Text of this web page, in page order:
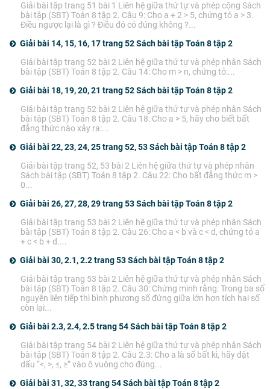
Giải bài tập trang 51 bài 1 Liên hệ giữa thứ tự và phép cộng Sách
bài tập (SBT) Toán 8 tập 2. Câu 9: Cho a + 2 > 5, chứng tỏ a > 3.
Điều ngược lại là gì ? Điều đó có đúng không ?...
Giải bài 14, 15, 16, 17 trang 52 Sách bài tập Toán 8 tập 2
Giải bài tập trang 52 bài 2 Liên hệ giữa thứ tự và phép nhân Sách
bài tập (SBT) Toán 8 tập 2. Câu 14: Cho m > n, chứng tỏ:...
Giải bài 18, 19, 20, 21 trang 52 Sách bài tập Toán 8 tập 2
Giải bài tập trang 52 bài 2 Liên hệ giữa thứ tự và phép nhân Sách
bài tập (SBT) Toán 8 tập 2. Câu 18: Cho a > 5, hãy cho biết bất
đẳng thức nào xảy ra:...
Giải bài 22, 23, 24, 25 trang 52, 53 Sách bài tập Toán 8 tập 2
Giải bài tập trang 52, 53 bài 2 Liên hệ giữa thứ tự và phép nhân
Sách bài tập (SBT) Toán 8 tập 2. Câu 22: Cho bất đẳng thức m >
0...
Giải bài 26, 27, 28, 29 trang 53 Sách bài tập Toán 8 tập 2
Giải bài tập trang 53 bài 2 Liên hệ giữa thứ tự và phép nhân Sách
bài tập (SBT) Toán 8 tập 2. Câu 26: Cho a < b và c < d, chứng tỏ a
+ c < b + d....
Giải bài 30, 2.1, 2.2 trang 53 Sách bài tập Toán 8 tập 2
Giải bài tập trang 53 bài 2 Liên hệ giữa thứ tự và phép nhân Sách
bài tập (SBT) Toán 8 tập 2. Câu 30: Chứng minh rằng: Trong ba số
nguyên liên tiếp thì bình phương số đứng giữa lớn hơn tích hai số
còn lại...
Giải bài 2.3, 2.4, 2.5 trang 54 Sách bài tập Toán 8 tập 2
Giải bài tập trang 54 bài 2 Liên hệ giữa thứ tự và phép nhân Sách
bài tập (SBT) Toán 8 tập 2. Câu 2.3: Cho a là số bất kì, hãy đặt
dấu “<, >, ≤, ≥” vào ô vuông cho đúng...
Giải bài 31, 32, 33 trang 54 Sách bài tập Toán 8 tập 2